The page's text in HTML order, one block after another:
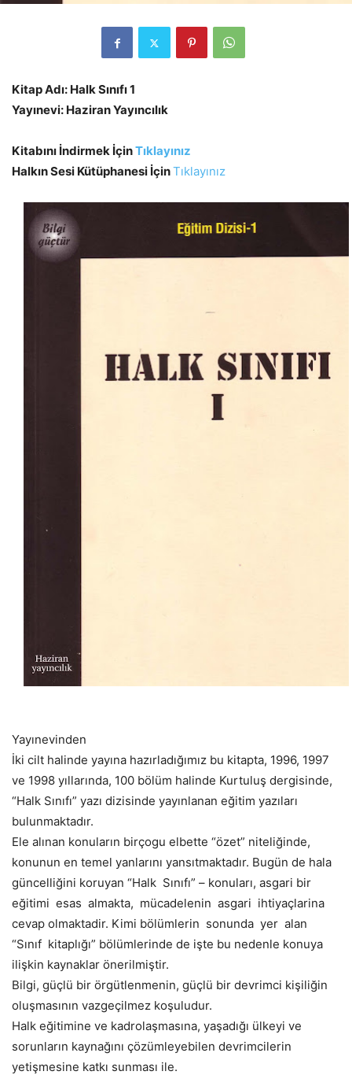
Kitap Adı: Halk Sınıfı 1
Yayınevi: Haziran Yayıncılık
Kitabını İndirmek İçinTıklayınız
Halkın Sesi Kütüphanesi İçinTıklayınız
Yayınevinden
İki cilt halinde yayına hazırladığımız bu kitapta, 1996, 1997
ve 1998 yıllarında, 100 bölüm halinde Kurtuluş dergisinde,
“Halk Sınıfı” yazı dizisinde yayınlanan eğitim yazıları
bulunmaktadır.
Ele alınan konuların birçogu elbette “özet” niteliğinde,
konunun en temel yanlarını yansıtmaktadır. Bugün de hala
güncelliğini koruyan “Halk Sınıfı” – konuları, asgari bir
eğitimi esas almakta, mücadelenin asgari ihtiyaçlarina
cevap olmaktadir. Kimi bölümlerin sonunda yer alan
“Sınıf kitaplığı” bölümlerinde de işte bu nedenle konuya
ilişkin kaynaklar önerilmiştir.
Bilgi, güçlü bir örgütlenmenin, güçlü bir devrimci kişiliğin
oluşmasının vazgeçilmez koşuludur.
Halk eğitimine ve kadrolaşmasına, yaşadığı ülkeyi ve
sorunların kaynağını çözümleyebilen devrimcilerin
yetişmesine katkı sunması ile.